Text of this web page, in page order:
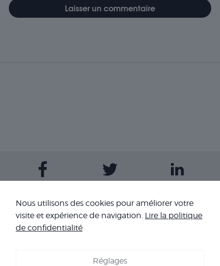
Contactez-nous
Nous utilisons des cookies pour améliorer votre
visite et expérience de navigation. Lire la politique
de confidentialité
Réglages